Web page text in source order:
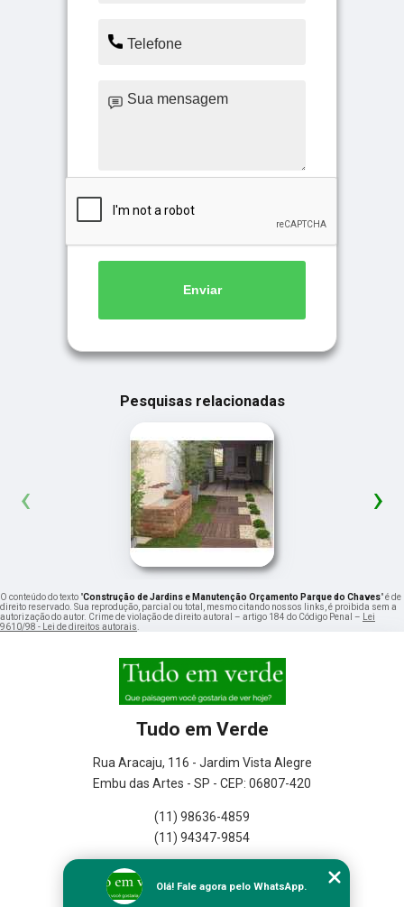
Enviar
Pesquisas relacionadas
‹ ›
O conteúdo do texto "Construção de Jardins e Manutenção Orçamento Parque do Chaves" é de
direito reservado. Sua reprodução, parcial ou total, mesmo citando nossos links, é proibida sem a
autorização do autor. Crime de violação de direito autoral – artigo 184 do Código Penal –
Lei
9610/98 - Lei de direitos autorais
Tudo em Verde
Rua Aracaju, 116 - Jardim Vista Alegre
Embu das Artes - SP - CEP: 06807-420
(11) 98636-4859
(11) 94347-9854
Empresa
Olá! Fale agora pelo WhatsApp.